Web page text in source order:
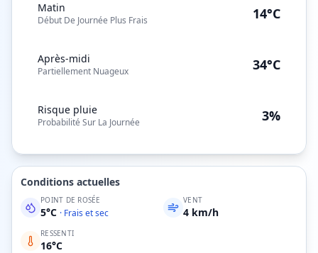
Matin
Début De Journée Plus Frais 14°C
Après-midi
Partiellement Nuageux 34°C
Risque pluie
Probabilité Sur La Journée 3%
Conditions actuelles
POINT DE ROSÉE
5°C · Frais et sec
VENT
4 km/h
RESSENTI
16°C